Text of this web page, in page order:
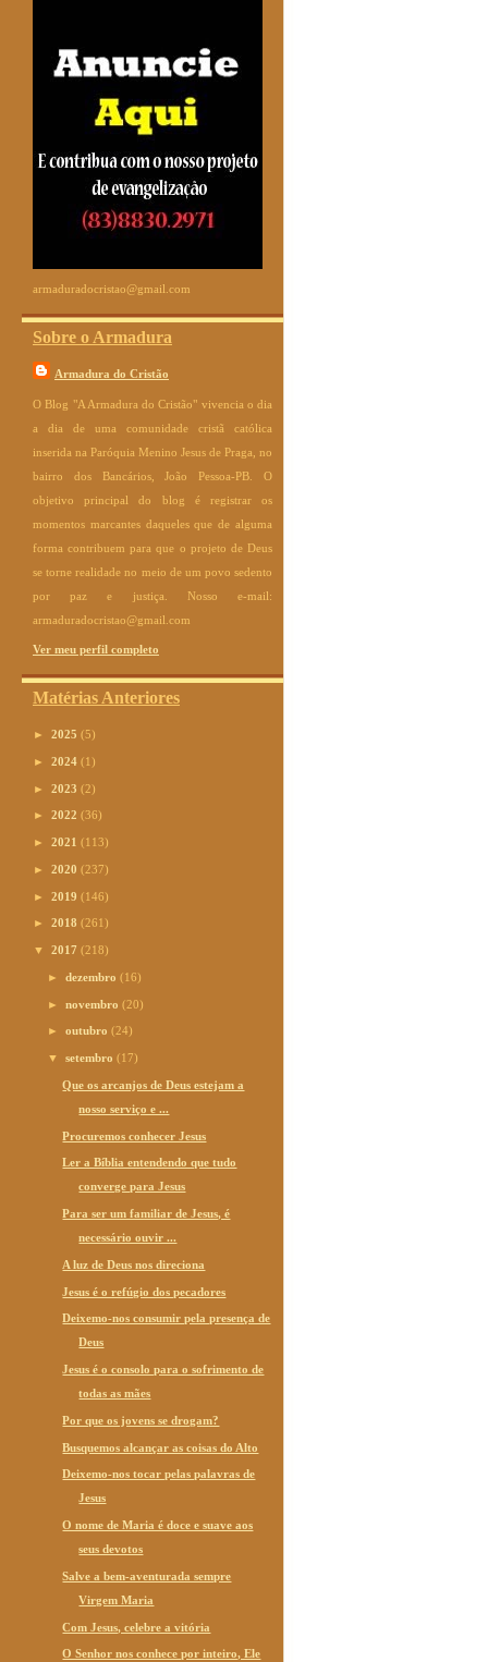
armaduradocristao@gmail.com
Sobre o Armadura
Armadura do Cristão
O Blog "A Armadura do Cristão" vivencia o dia
a dia de uma comunidade cristã católica
inserida na Paróquia Menino Jesus de Praga, no
bairro dos Bancários, João Pessoa-PB. O
objetivo principal do blog é registrar os
momentos marcantes daqueles que de alguma
forma contribuem para que o projeto de Deus
se torne realidade no meio de um povo sedento
por paz e justiça. Nosso e-mail:
armaduradocristao@gmail.com
Ver meu perfil completo
Matérias Anteriores
► 2025 (5)
► 2024 (1)
► 2023 (2)
► 2022 (36)
► 2021 (113)
► 2020 (237)
► 2019 (146)
► 2018 (261)
▼ 2017 (218)
►dezembro(16)
►novembro(20)
►outubro(24)
▼setembro(17)
Que os arcanjos de Deus estejam a
nosso serviço e ...
Procuremos conhecer Jesus
Ler a Bíblia entendendo que tudo
converge para Jesus
Para ser um familiar de Jesus, é
necessário ouvir ...
A luz de Deus nos direciona
Jesus é o refúgio dos pecadores
Deixemo-nos consumir pela presença de
Deus
Jesus é o consolo para o sofrimento de
todas as mães
Por que os jovens se drogam?
Busquemos alcançar as coisas do Alto
Deixemo-nos tocar pelas palavras de
Jesus
O nome de Maria é doce e suave aos
seus devotos
Salve a bem-aventurada sempre
Virgem Maria
Com Jesus, celebre a vitória
O Senhor nos conhece por inteiro, Ele